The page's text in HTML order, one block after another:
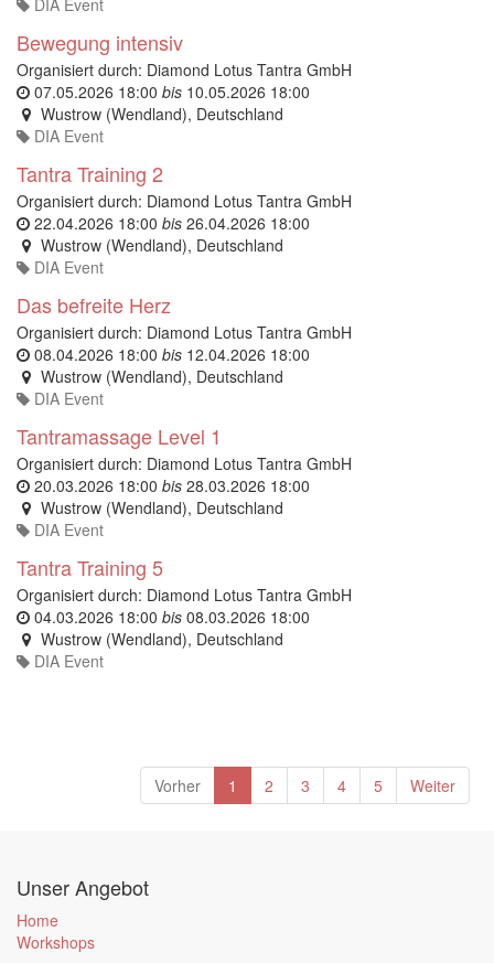
DIA Event
Bewegung intensiv
Organisiert durch: Diamond Lotus Tantra GmbH
07.05.2026 18:00 bis 10.05.2026 18:00
Wustrow (Wendland), Deutschland
DIA Event
Tantra Training 2
Organisiert durch: Diamond Lotus Tantra GmbH
22.04.2026 18:00 bis 26.04.2026 18:00
Wustrow (Wendland), Deutschland
DIA Event
Das befreite Herz
Organisiert durch: Diamond Lotus Tantra GmbH
08.04.2026 18:00 bis 12.04.2026 18:00
Wustrow (Wendland), Deutschland
DIA Event
Tantramassage Level 1
Organisiert durch: Diamond Lotus Tantra GmbH
20.03.2026 18:00 bis 28.03.2026 18:00
Wustrow (Wendland), Deutschland
DIA Event
Tantra Training 5
Organisiert durch: Diamond Lotus Tantra GmbH
04.03.2026 18:00 bis 08.03.2026 18:00
Wustrow (Wendland), Deutschland
DIA Event
Vorher 1 2 3 4 5 Weiter
Unser Angebot
Home
Workshops